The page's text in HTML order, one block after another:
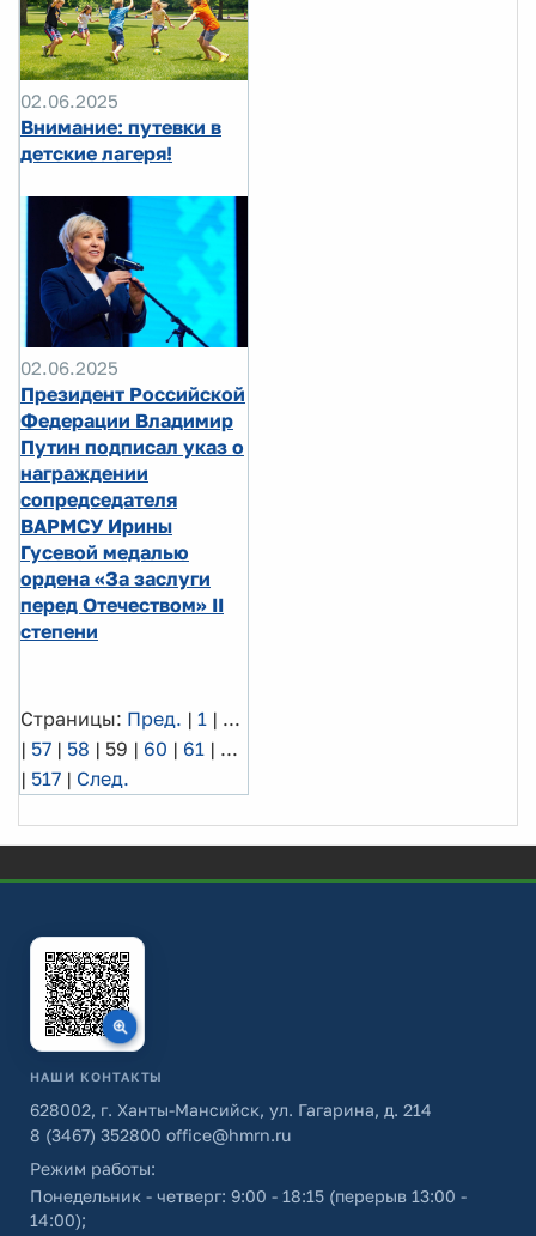
02.06.2025
Внимание: путевки в
детские лагеря!
02.06.2025
Президент Российской
Федерации Владимир
Путин подписал указ о
награждении
сопредседателя
ВАРМСУ Ирины
Гусевой медалью
ордена «За заслуги
перед Отечеством» II
степени
Страницы: Пред. | 1 | ...
| 57 | 58 | 59 | 60 | 61 | ...
| 517 | След.
НАШИ КОНТАКТЫ
628002, г. Ханты-Мансийск, ул. Гагарина, д. 214
8 (3467) 352800 office@hmrn.ru
Режим работы:
Понедельник - четверг: 9:00 - 18:15 (перерыв 13:00 -
14:00);